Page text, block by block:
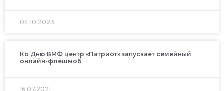
04.10.2023
Ко Дню ВМФ центр «Патриот» запускает семейный
онлайн-флешмоб
16.07.2021